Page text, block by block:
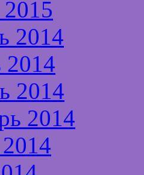
2014
2014
2014
2014